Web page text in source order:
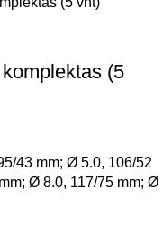
(5
43 mm; Ø 5.0, 106/52
Ø 8.0, 117/75 mm; Ø